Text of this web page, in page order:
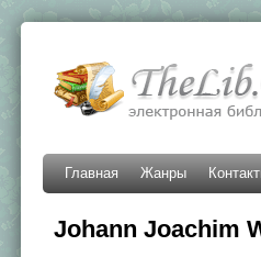
Главная Жанры
Johann Joachim